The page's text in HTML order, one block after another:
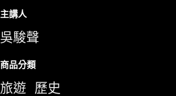
主講人
吳駿聲
商品分類
旅遊 歷史